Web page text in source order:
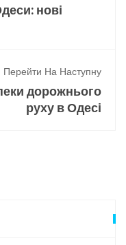
нові
Перейти На Наступну
дорожнього
руху в Одесі